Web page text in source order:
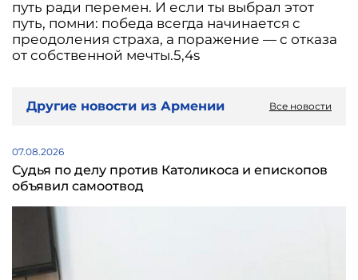
путь ради перемен. И если ты выбрал этот
путь, помни: победа всегда начинается с
преодоления страха, а поражение — с отказа
от собственной мечты.5,4s
Другие новости из Армении Все новости
07.08.2026
Судья по делу против Католикоса и епископов
объявил самоотвод